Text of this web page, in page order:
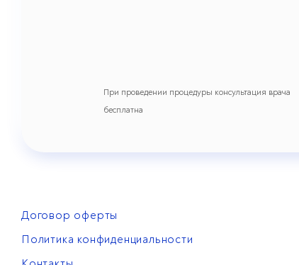
При проведении процедуры консультация врача
бесплатна
Договор оферты
Политика конфиденциальности